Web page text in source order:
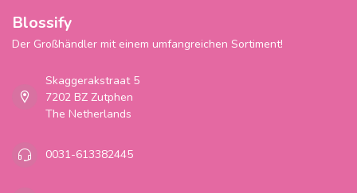
Blossify
Der Großhändler mit einem umfangreichen Sortiment!
Skaggerakstraat 5
7202 BZ Zutphen
The Netherlands
0031-613382445